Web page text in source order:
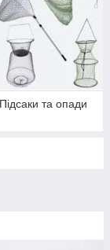
Підсаки та опади